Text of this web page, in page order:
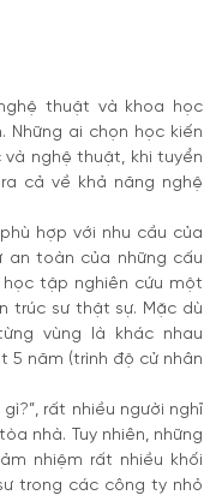
thuật và khoa học
ai chọn học kiến
nghệ thuật, khi tuyển
cả về khả năng nghệ
hợp với nhu cầu của
an toàn của những cấu
học tập nghiên cứu một
trúc sư thật sự. Mặc dù
vùng là khác nhau
5 năm (trình độ cử nhân
rất nhiều người nghĩ
nhà. Tuy nhiên, những
nhiệm rất nhiều khối
trong các công ty nhỏ